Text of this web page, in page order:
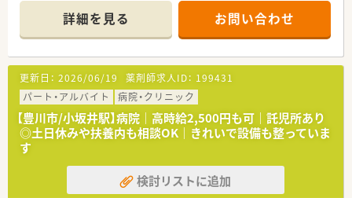
います。
■外来患者様も来院され、お薬は院内処方で対応しています。
■長期療養や在宅復帰を支援するため、リハビリテーションにも
力を入れています。
≪業務内容≫
■入院患者様の調剤、監査、服薬指導
■外来患者様の調剤、監査、服薬指導
■医薬品管理、医薬品情報管理
■各種委員会業務
≪おすすめポイント≫
■月～金の週3日～5日勤務、土日祝日はお休みです。
■勤務時間は8時30分～18時30分のうち4時間以上の勤務が可
詳細を見る お問い合わせ
更新日： 2026/06/19 薬剤師求人ID： 199431
パート・アルバイト
病院・クリニック
【豊川市/小坂井駅】病院｜高時給2,500円も可｜託児所あり
◎土日休みや扶養内も相談OK｜きれいで設備も整っていま
す
検討リストに追加